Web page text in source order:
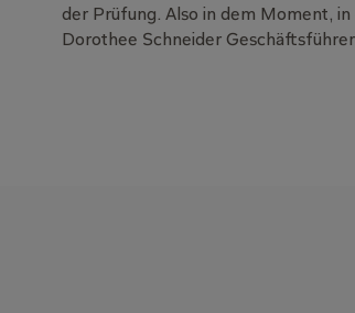
der Prüfung. Also in dem Moment, in
Dorothee Schneider